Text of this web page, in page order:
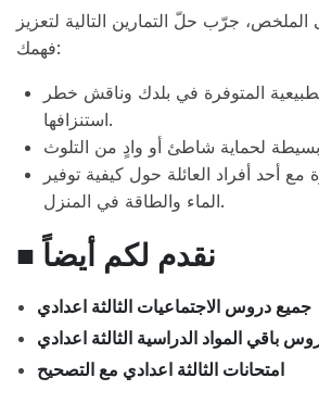
الملخص، جرّب حلّ التمارين التالية لتعزيز
فهمك:
المتوفرة في بلدك وناقش خطر
استنزافها.
مع أحد أفراد العائلة حول كيفية توفير
الماء والطاقة في المنزل.
■ نقدم لكم أيضاً
جميع دروس الاجتماعيات الثالثة اعدادي
باقي المواد الدراسية الثالثة اعدادي
امتحانات الثالثة اعدادي مع التصحيح